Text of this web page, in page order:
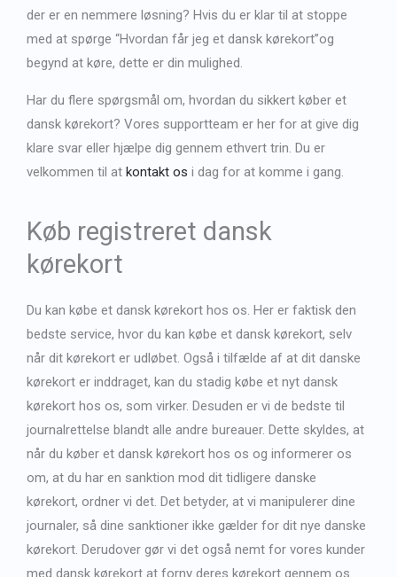
der er en nemmere løsning? Hvis du er klar til at stoppe
med at spørge “Hvordan får jeg et dansk kørekort”og
begynd at køre, dette er din mulighed.
Har du flere spørgsmål om, hvordan du sikkert køber et
dansk kørekort? Vores supportteam er her for at give dig
klare svar eller hjælpe dig gennem ethvert trin. Du er
velkommen til at kontakt os i dag for at komme i gang.
Køb registreret dansk
kørekort
Du kan købe et dansk kørekort hos os. Her er faktisk den
bedste service, hvor du kan købe et dansk kørekort, selv
når dit kørekort er udløbet. Også i tilfælde af at dit danske
kørekort er inddraget, kan du stadig købe et nyt dansk
kørekort hos os, som virker. Desuden er vi de bedste til
journalrettelse blandt alle andre bureauer. Dette skyldes, at
når du køber et dansk kørekort hos os og informerer os
om, at du har en sanktion mod dit tidligere danske
kørekort, ordner vi det. Det betyder, at vi manipulerer dine
journaler, så dine sanktioner ikke gælder for dit nye danske
kørekort. Derudover gør vi det også nemt for vores kunder
med dansk kørekort at forny deres kørekort gennem os.